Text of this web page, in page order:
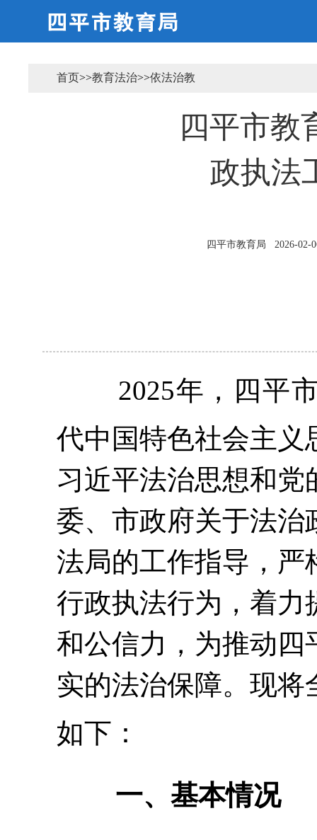
首页>>教育法治>>依法治教
四平市教
政执法
四平市教育局 2026-02-
2025年，四平
代中国特色社会主义
习近平法治思想和
委、市政府关于法治
法局的工作指导，严
行政执法行为，着力
和公信力，为推动四
实的法治保障。现
如下：
一、基本情况